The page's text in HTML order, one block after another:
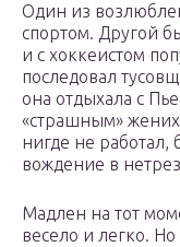
Один из
спортом. Другой
и с хоккеистом
последовал
она отдыхала с
«страшным»
нигде не работал,
вождение в
Мадлен на тот
весело и легко.